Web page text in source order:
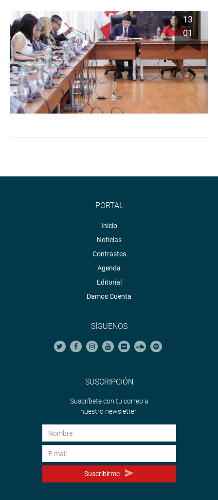
13
01
PORTAL
Inicio
Noticias
Contrastes
Agenda
Editorial
Damos Cuenta
SÍGUENOS
SUSCRIPCIÓN
Suscríbete con tu correo a
nuestro newsletter.
Suscribirme